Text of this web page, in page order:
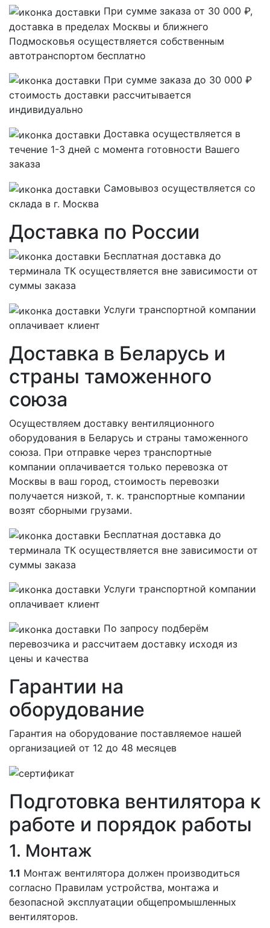
При сумме заказа от 30 000 ₽,
доставка в пределах Москвы и ближнего
Подмосковья осуществляется собственным
автотранспортом бесплатно
При сумме заказа до 30 000 ₽
стоимость доставки рассчитывается
индивидуально
Доставка осуществляется в
течение 1-3 дней с момента готовности Вашего
заказа
Самовывоз осуществляется со
склада в г. Москва
Доставка по России
Бесплатная доставка до
терминала ТК осуществляется вне зависимости от
суммы заказа
Услуги транспортной компании
оплачивает клиент
Доставка в Беларусь и
страны таможенного
союза
Осуществляем доставку вентиляционного
оборудования в Беларусь и страны таможенного
союза. При отправке через транспортные
компании оплачивается только перевозка от
Москвы в ваш город, стоимость перевозки
получается низкой, т. к. транспортные компании
возят сборными грузами.
Бесплатная доставка до
терминала ТК осуществляется вне зависимости от
суммы заказа
Услуги транспортной компании
оплачивает клиент
По запросу подберём
перевозчика и рассчитаем доставку исходя из
цены и качества
Гарантии на
оборудование
Гарантия на оборудование поставляемое нашей
организацией от 12 до 48 месяцев
Подготовка вентилятора к
работе и порядок работы
1. Монтаж
1.1 Монтаж вентилятора должен производиться
согласно Правилам устройства, монтажа и
безопасной эксплуатации общепромышленных
вентиляторов.